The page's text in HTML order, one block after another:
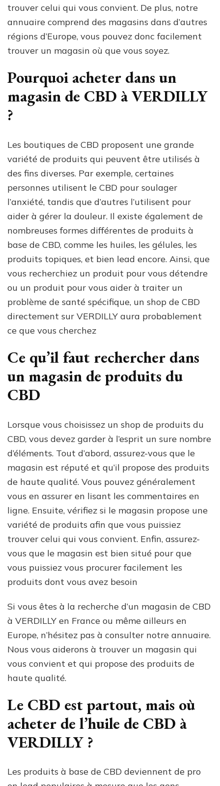
trouver celui qui vous convient. De plus, notre
annuaire comprend des magasins dans d’autres
régions d’Europe, vous pouvez donc facilement
trouver un magasin où que vous soyez.
Pourquoi acheter dans un
magasin de CBD à VERDILLY
?
Les boutiques de CBD proposent une grande
variété de produits qui peuvent être utilisés à
des fins diverses. Par exemple, certaines
personnes utilisent le CBD pour soulager
l’anxiété, tandis que d’autres l’utilisent pour
aider à gérer la douleur. Il existe également de
nombreuses formes différentes de produits à
base de CBD, comme les huiles, les gélules, les
produits topiques, et bien lead encore. Ainsi, que
vous recherchiez un produit pour vous détendre
ou un produit pour vous aider à traiter un
problème de santé spécifique, un shop de CBD
directement sur VERDILLY aura probablement
ce que vous cherchez
Ce qu’il faut rechercher dans
un magasin de produits du
CBD
Lorsque vous choisissez un shop de produits du
CBD, vous devez garder à l’esprit un sure nombre
d’éléments. Tout d’abord, assurez-vous que le
magasin est réputé et qu’il propose des produits
de haute qualité. Vous pouvez généralement
vous en assurer en lisant les commentaires en
ligne. Ensuite, vérifiez si le magasin propose une
variété de produits afin que vous puissiez
trouver celui qui vous convient. Enfin, assurez-
vous que le magasin est bien situé pour que
vous puissiez vous procurer facilement les
produits dont vous avez besoin
Si vous êtes à la recherche d’un magasin de CBD
à VERDILLY en France ou même ailleurs en
Europe, n’hésitez pas à consulter notre annuaire.
Nous vous aiderons à trouver un magasin qui
vous convient et qui propose des produits de
haute qualité.
Le CBD est partout, mais où
acheter de l’huile de CBD à
VERDILLY ?
Les produits à base de CBD deviennent de pro